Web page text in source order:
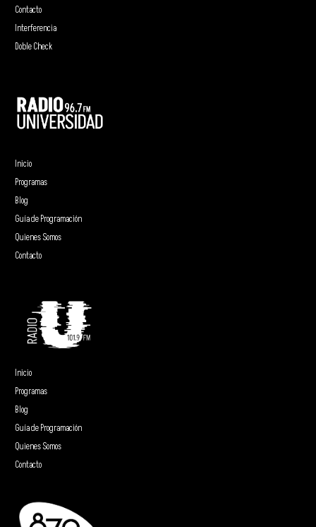
Contacto
Interferencia
Doble Check
Inicio
Programas
Blog
Guía de Programación
Quienes Somos
Contacto
Inicio
Programas
Blog
Guía de Programación
Quienes Somos
Contacto